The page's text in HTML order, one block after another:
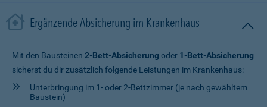
Ergänzende Absicherung im Krankenhaus
Mit den Bausteinen 2-Bett-Absicherung oder 1-Bett-Absicherung
sicherst du dir zusätzlich folgende Leistungen im Krankenhaus:
Unterbringung im 1- oder 2-Bettzimmer (je nach gewähltem
Baustein)